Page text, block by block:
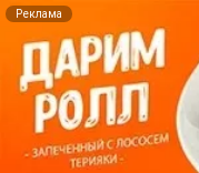
Реклама